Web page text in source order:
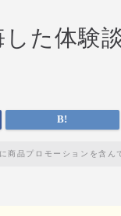
た体験
商品プロモーションを含ん